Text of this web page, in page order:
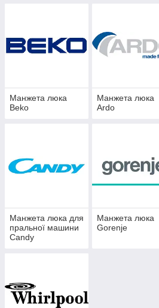
Манжета люка
Beko
Манжета люка
Ardo
Манжета люка для
пральної машини
Candy
Манжета люка
Gorenje